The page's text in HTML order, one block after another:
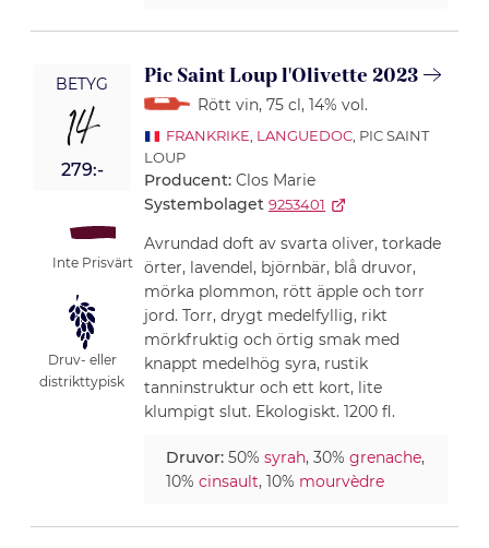
BETYG
14
279:-
Inte Prisvärt
Druv- eller
distrikttypisk
Pic Saint Loup l'Olivette 2023
Rött vin, 75 cl, 14% vol.
FRANKRIKE LANGUEDOC, PIC SAINT
LOUP
Producent:Clos Marie
Systembolaget 9253401
Avrundad doft av svarta oliver, torkade
örter, lavendel, björnbär, blå druvor,
mörka plommon, rött äpple och torr
jord. Torr, drygt medelfyllig, rikt
mörkfruktig och örtig smak med
knappt medelhög syra, rustik
tanninstruktur och ett kort, lite
klumpigt slut. Ekologiskt. 1200 fl.
Druvor:50%syrah, 30%grenache,
10%cinsault, 10% mourvèdre